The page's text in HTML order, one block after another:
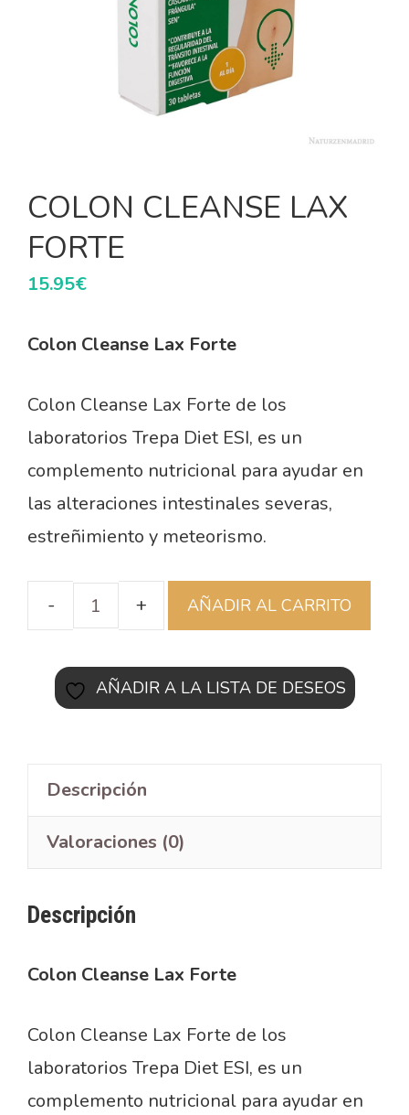
COLON CLEANSE LAX
FORTE
15.95€
Colon Cleanse Lax Forte
Colon Cleanse Lax Forte de los
laboratorios Trepa Diet ESI, es un
complemento nutricional para ayudar en
las alteraciones intestinales severas,
estreñimiento y meteorismo.
AÑADIR AL CARRITO
AÑADIR A LA LISTA DE DESEOS
Descripción
Valoraciones (0)
Descripción
Colon Cleanse Lax Forte
Colon Cleanse Lax Forte de los
laboratorios Trepa Diet ESI, es un
complemento nutricional para ayudar en